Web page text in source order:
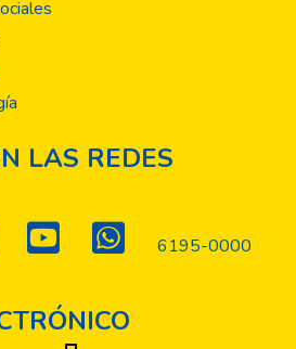
y mejor calidad de vida.
LAS REDES
6195-0000